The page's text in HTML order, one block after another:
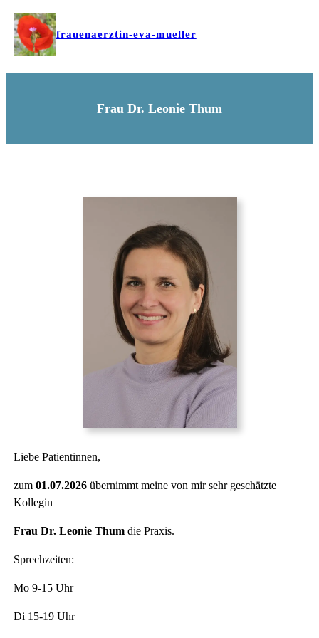
frauenaerztin-eva-mueller
Frau Dr. Leonie Thum
Liebe Patientinnen,
zum 01.07.2026übernimmt meine von mir sehr geschätzte
Kollegin
Frau Dr. Leonie Thumdie Praxis.
Sprechzeiten:
Mo 9-15 Uhr
Di 15-19 Uhr